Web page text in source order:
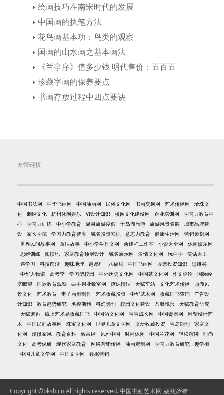
绘画技巧在南宋时代的发展
中国画的执笔方法
花鸟画基本功：鸟类的观察
国画的山水画之基本画法
《兰亭序》值多少钱 明代售价：五百五
珍藏字画的保养要点
书画存放过程中四点要诀
友情链接
中国书法网 中华书画网 中国油画网 民俗文化网 书画交易网 艺术传播网
珍珠文
化
刺绣文化 杭州休闲娱乐 VI设计知识 校园文化建设网 企业培训网
学习力教育中
心
学习力训练 中小学教育 温泉旅游度假 千岛湖旅游 旅游风景名胜
城市品牌建
设
家长学院 学习力教育智库 域名投资知识 意志力教育 健康生活网
营销策划网
世界民间故事网
童话故事 中小学生作文网 余建祥工作室 小说大全网
休闲娱乐网
思维训练
阅读地 家庭教育顶层设计 域名展示网 爱情文化网 玩中学
笑话大王
遇学习
科技前沿 趣味地理 趣易理 八福居 中国书画网 股票投资知识
思维谷
中华人物谱
高考季 学习型校园 中外历史文化网 中国茶文化网 作文评论
国际经
济瞭望
国际教育观察 白手创业致富网 撩妹情话 天赋车站 文化艺术传播
西湖风
景文化
艺术教育 电子画册制作 艺术收藏投资 中华武术网 收藏证书查询
广告设
计知识
教育趋势研究 名模期刊 科幻选刊 校园文化建设 八卦晚报
天赋教育研究
天赋邂逅
线上艺术品收藏证书 中国酒文化网 宝宝成长网 中国瓷器网
雕塑设计艺
术
中国民间故事网 珠宝文化网 世界儿童文学网 文玩收藏投资 宝岛期刊
家庭文
化网
漫谈家风 教育百科 致富经 风雅中国 时尚休闲 中国兰花网 轻松演讲
时尚
文化
高考保研 现代家庭教育 网络营销传播 油画定制网 学习力教育研究
趣学街
中国儿童文学网
中国文学网 数据营销
Copyright ©bksh.cn All rights reserved.中国书画艺术网 版权所有